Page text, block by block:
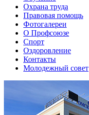
Охрана труда
Правовая помощь
Фотогалереи
О Профсоюзе
Спорт
Оздоровление
Контакты
Молодежный совет